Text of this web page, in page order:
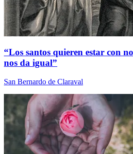
“Los santos quieren estar con
nos da igual”
San Bernardo de Claraval